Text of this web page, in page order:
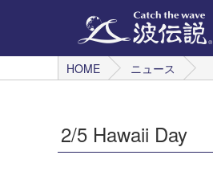
HOME
ニュース
2/5 Hawaii Day